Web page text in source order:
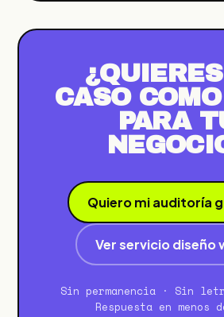
CASO
PARA
Quiero mi auditoría
Ver servicio diseño
Sin permanencia · Sin
Respuesta en menos